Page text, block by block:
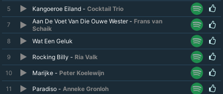
5 Kangoeroe Eiland - Cocktail Trio
7 Aan De Voet Van Die Ouwe Wester - Frans van
Schaik
8
Wat Een Geluk
9 Rocking Billy - Ria Valk
10 Marijke - Peter Koelewijn
11 Paradiso - Anneke Gronloh